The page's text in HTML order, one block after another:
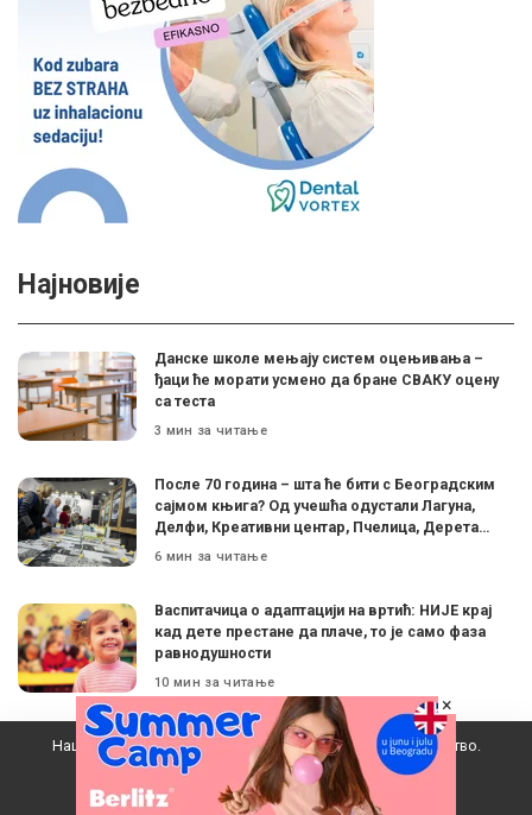
Најновије
Данске школе мењају систем оцењивања –
ђаци ће морати усмено да бране СВАКУ оцену
са теста
3 мин за читање
После 70 година – шта ће бити с Београдским
сајмом књига? Од учешћа одустали Лагуна,
Делфи, Креативни центар, Пчелица, Дерета…
6 мин за читање
Васпитачица о адаптацији на вртић: НИЈЕ крај
кад дете престане да плаче, то је само фаза
равнодушности
10 мин за читање
Нешовић коментарисала измене Закона о
образовању: ”Ко одговорно ради, не треба да
се плаши да ће изгубити лиценцу”
3 мин за читање
Наш вебсајт користи колачиће да побољша ваше искуство.
Прихватам
×